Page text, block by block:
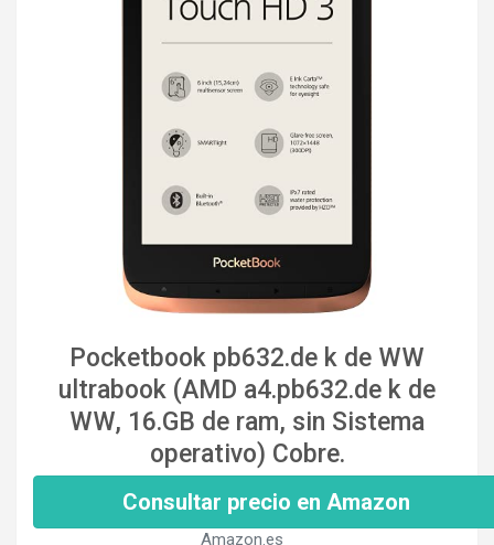
Pocketbook pb632.de k de WW
ultrabook (AMD a4.pb632.de k de
WW, 16.GB de ram, sin Sistema
operativo) Cobre.
Consultar precio en Amazon
Amazon.es